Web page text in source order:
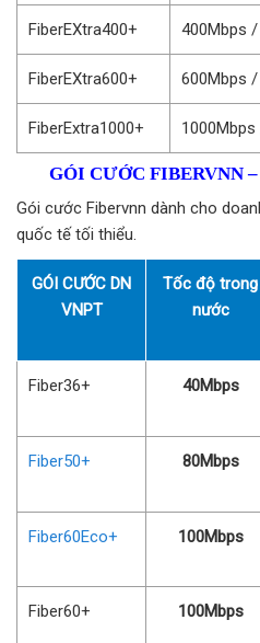
FiberEXtra400+ 400Mbps
FiberEXtra600+ 600Mbps
FiberExtra1000+
GÓI CƯỚC FIBERVNN
Gói cước Fibervnn dành cho
quốc tế tối thiểu.
GÓI CƯỚC DN
VNPT
Tốc độ trong
nước
Fiber36+ 40Mbps
Fiber50+ 80Mbps
Fiber60Eco+ 100Mbps
Fiber60+ 100Mbps